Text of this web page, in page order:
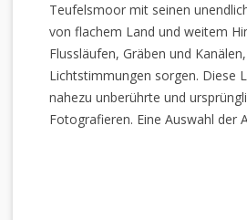
Teufelsmoor mit seinen
von flachem Land und weitem
Flussläufen, Gräben und
Lichtstimmungen sorgen. Diese
nahezu unberührte und
Fotografieren. Eine Auswahl der